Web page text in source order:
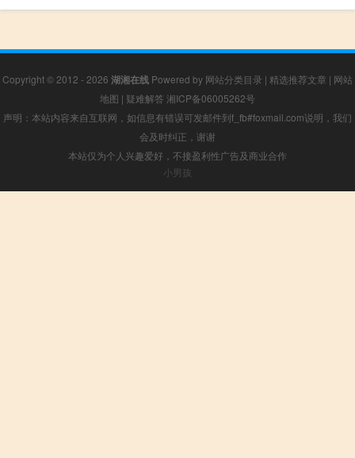
Copyright © 2012 - 2026 湖湘在线 Powered by 网站分类目录 | 精选推荐文章 | 网站
地图 | 疑难解答 湘ICP备06005262号
声明：本站内容来自互联网，如信息有错误可发邮件到f_fb#foxmail.com说明，我们
会及时纠正，谢谢
本站仅为个人兴趣爱好，不接盈利性广告及商业合作
小男孩